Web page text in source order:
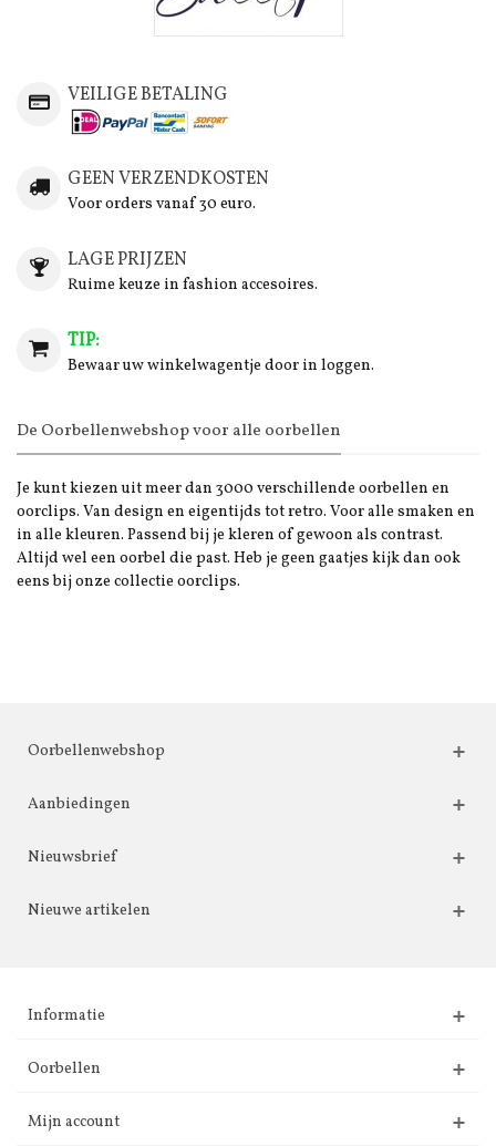
VEILIGE BETALING
GEEN VERZENDKOSTEN
Voor orders vanaf 30 euro.
LAGE PRIJZEN
Ruime keuze in fashion accesoires.
TIP:
Bewaar uw winkelwagentje door in loggen.
De Oorbellenwebshop voor alle oorbellen
Je kunt kiezen uit meer dan 3000 verschillende oorbellen en
oorclips. Van design en eigentijds tot retro. Voor alle smaken en
in alle kleuren. Passend bij je kleren of gewoon als contrast.
Altijd wel een oorbel die past. Heb je geen gaatjes kijk dan ook
eens bij onze collectie oorclips.
Oorbellenwebshop
Aanbiedingen
Nieuwsbrief
Nieuwe artikelen
Informatie
Oorbellen
Mijn account